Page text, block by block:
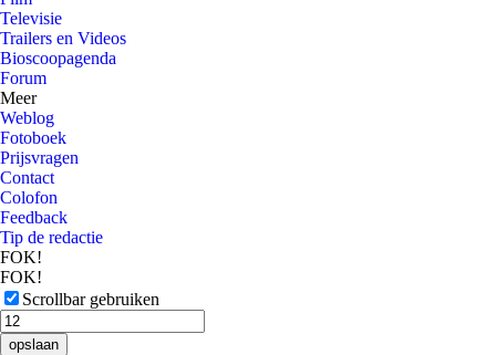
Televisie
Trailers en Videos
Bioscoopagenda
Forum
Meer
Weblog
Fotoboek
Prijsvragen
Contact
Colofon
Feedback
Tip de redactie
FOK!
FOK!
Scrollbar gebruiken
opslaan